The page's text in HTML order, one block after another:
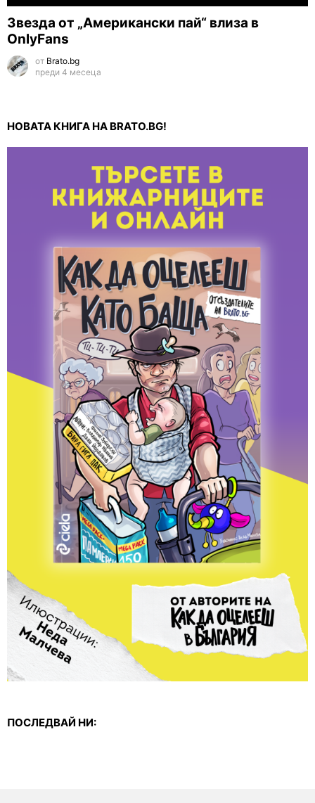
Звезда от „Американски пай“ влиза в
OnlyFans
от Brato.bg
преди 4 месеца
НОВАТА КНИГА НА BRATO.BG!
ПОСЛЕДВАЙ НИ: